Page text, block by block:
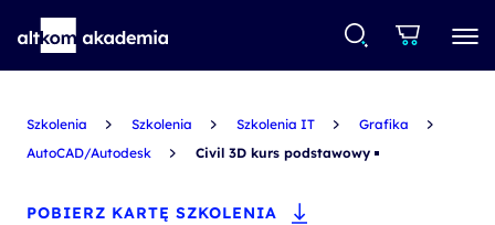
Szkolenia Szkolenia Szkolenia IT
Grafika
AutoCAD/Autodesk
Civil 3D kurs podstawowy
POBIERZ KARTĘ SZKOLENIA